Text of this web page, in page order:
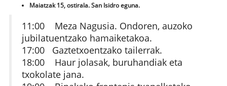
Maiatzak 15, ostirala. San Isidro eguna.
11:00 Meza Nagusia. Ondoren, auzoko
jubilatuentzako hamaiketakoa.
17:00 Gaztetxoentzako tailerrak.
18:00 Haur jolasak, buruhandiak eta
txokolate jana.